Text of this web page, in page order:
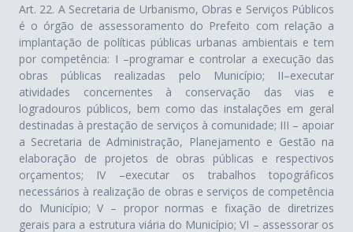
Art. 22. A Secretaria de Urbanismo, Obras e Serviços Públicos
é o órgão de assessoramento do Prefeito com relação a
implantação de políticas públicas urbanas ambientais e tem
por competência: I –programar e controlar a execução das
obras públicas realizadas pelo Município; II–executar
atividades concernentes à conservação das vias e
logradouros públicos, bem como das instalações em geral
destinadas à prestação de serviços à comunidade; III – apoiar
a Secretaria de Administração, Planejamento e Gestão na
elaboração de projetos de obras públicas e respectivos
orçamentos; IV –executar os trabalhos topográficos
necessários à realização de obras e serviços de competência
do Município; V – propor normas e fixação de diretrizes
gerais para a estrutura viária do Município; VI – assessorar os